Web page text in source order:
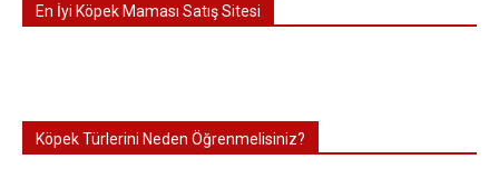
En İyi Köpek Maması Satış Sitesi
Köpek Türlerini Neden Öğrenmelisiniz?